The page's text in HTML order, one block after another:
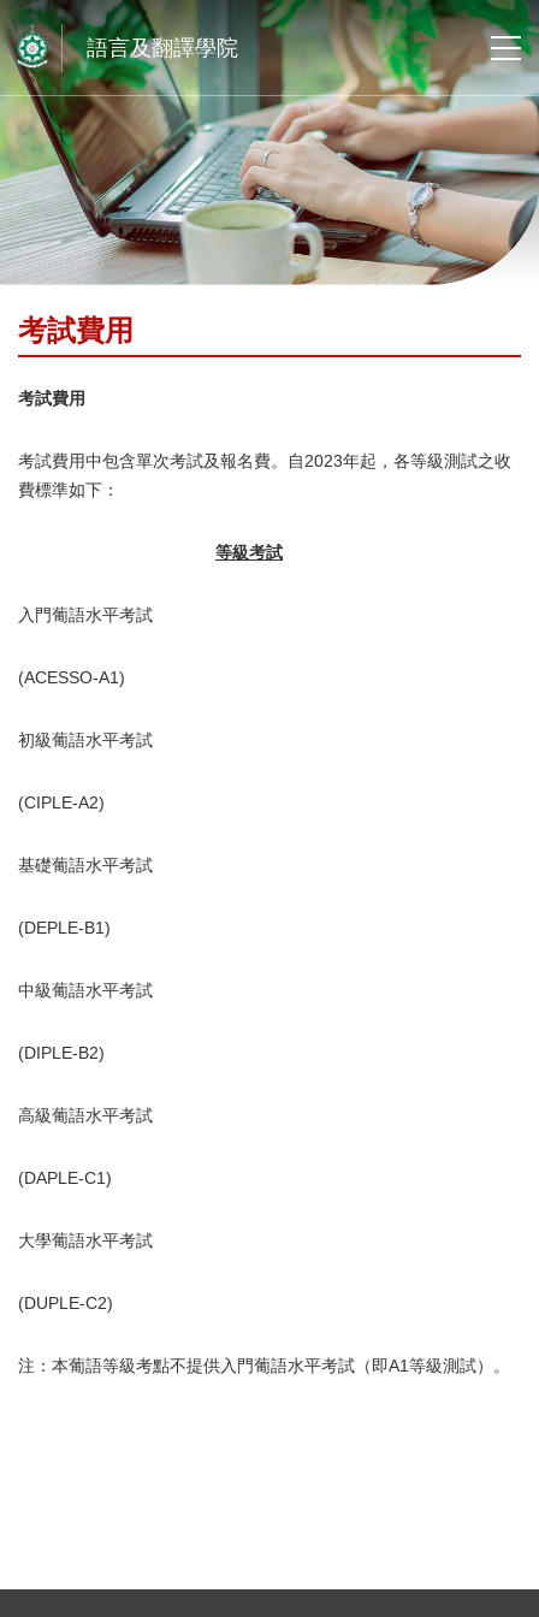
語言及翻譯學院
考試費用
考試費用
考試費用中包含單次考試及報名費。自2023年起，各等級測試之收
費標準如下：
等級考試
入門葡語水平考試
(ACESSO-A1)
初級葡語水平考試
(CIPLE-A2)
基礎葡語水平考試
(DEPLE-B1)
中級葡語水平考試
(DIPLE-B2)
高級葡語水平考試
(DAPLE-C1)
大學葡語水平考試
(DUPLE-C2)
注：本葡語等級考點不提供入門葡語水平考試（即A1等級測試）。